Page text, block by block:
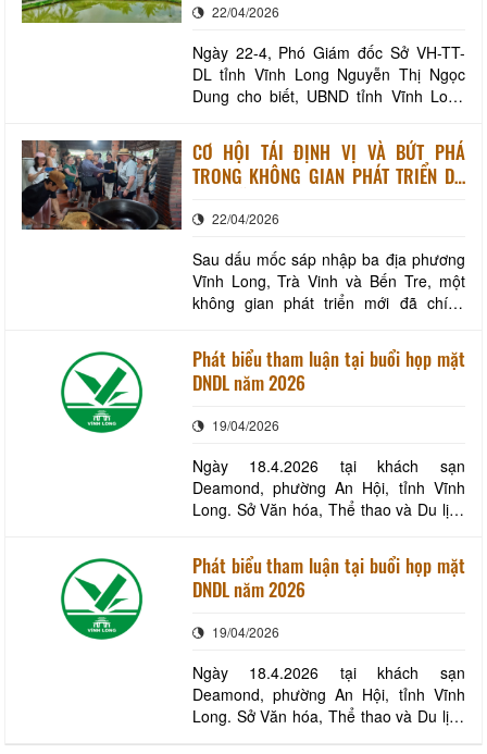
https://thesaigontimes.vn/
22/04/2026
Ngày 22-4, Phó Giám đốc Sở VH-TT-
DL tỉnh Vĩnh Long Nguyễn Thị Ngọc
Dung cho biết, UBND tỉnh Vĩnh Long
nhằm tạo khung định hướng để các tổ
chức, cá nhân kinh doanh du lịch trên
địa bàn chuyển dần sang mô hình phát
trường, gắn v
CƠ HỘI TÁI ĐỊNH VỊ VÀ BỨT PHÁ
TRONG KHÔNG GIAN PHÁT TRIỂN DU
22/04/2026
Sau dấu mốc sáp nhập ba địa phương
Vĩnh Long, Trà Vinh và Bến Tre, một
không gian phát triển mới đã chính
km² và dân số trên 4,2 triệu người. Đây
không chỉ là sự mở rộng về mặt địa lý
mà còn mở ra cơ hội chiến lược để tái
ca
Phát biểu tham luận tại buổi họp mặt
DNDL năm 2026
19/04/2026
Ngày 18.4.2026 tại khách sạn
Deamond, phường An Hội, tỉnh Vĩnh
Long. Sở Văn hóa, Thể thao và Du lịch
2026. Tại buổi họp, Ông Ông Phan Văn
Thông - GĐ Công ty TNHH Du lịch Dịch
vụ Thương mại Cồn Phụng phát
xin trân trọng giới th
Phát biểu tham luận tại buổi họp mặt
DNDL năm 2026
19/04/2026
Ngày 18.4.2026 tại khách sạn
Deamond, phường An Hội, tỉnh Vĩnh
Long. Sở Văn hóa, Thể thao và Du lịch